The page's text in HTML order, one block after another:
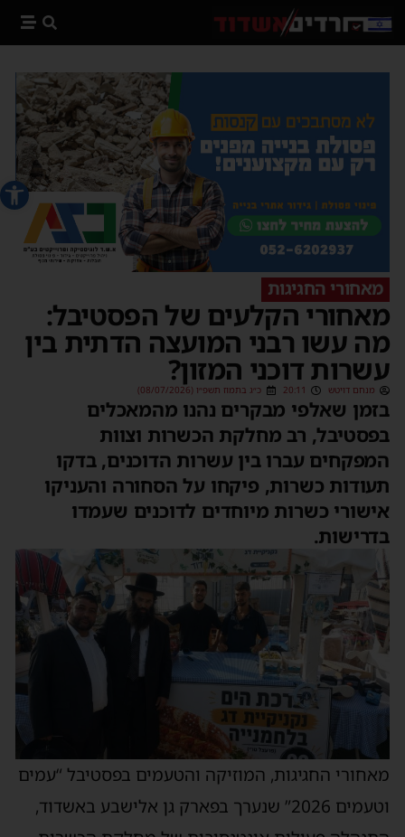
פתח
מאחורי החגיגות
מאחורי הקלעים של הפסטיבל:
מה עשו רבני המועצה הדתית בין
עשרות דוכני המזון?
מנחם דויטש 20:11 כ״ג בתמוז תשפ״ו (08/07/2026)
בזמן שאלפי מבקרים נהנו מהמאכלים
בפסטיבל, רב מחלקת הכשרות וצוות
המפקחים עברו בין עשרות הדוכנים, בדקו
תעודות כשרות, פיקחו על הסחורה והעניקו
אישורי כשרות מיוחדים לדוכנים שעמדו
בדרישות.
מאחורי החגיגות, המוזיקה והטעמים בפסטיבל “עמים
וטעמים 2026” שנערך בפארק גן אלישבע באשדוד,